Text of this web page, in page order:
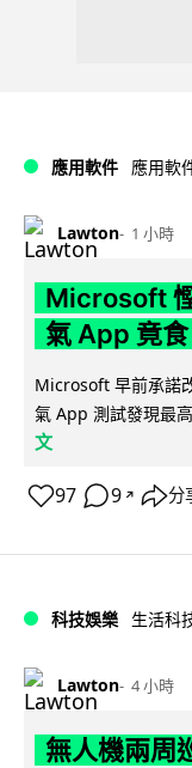
應用軟件 應用軟
Lawton 1 小時
Microsoft
氣 App 竟
Microsoft 早前承諾
氣 App 測試發現最
文
97 9 ↗ 分
科技娛樂 生活科
Lawton 4 小時
無人機兩周